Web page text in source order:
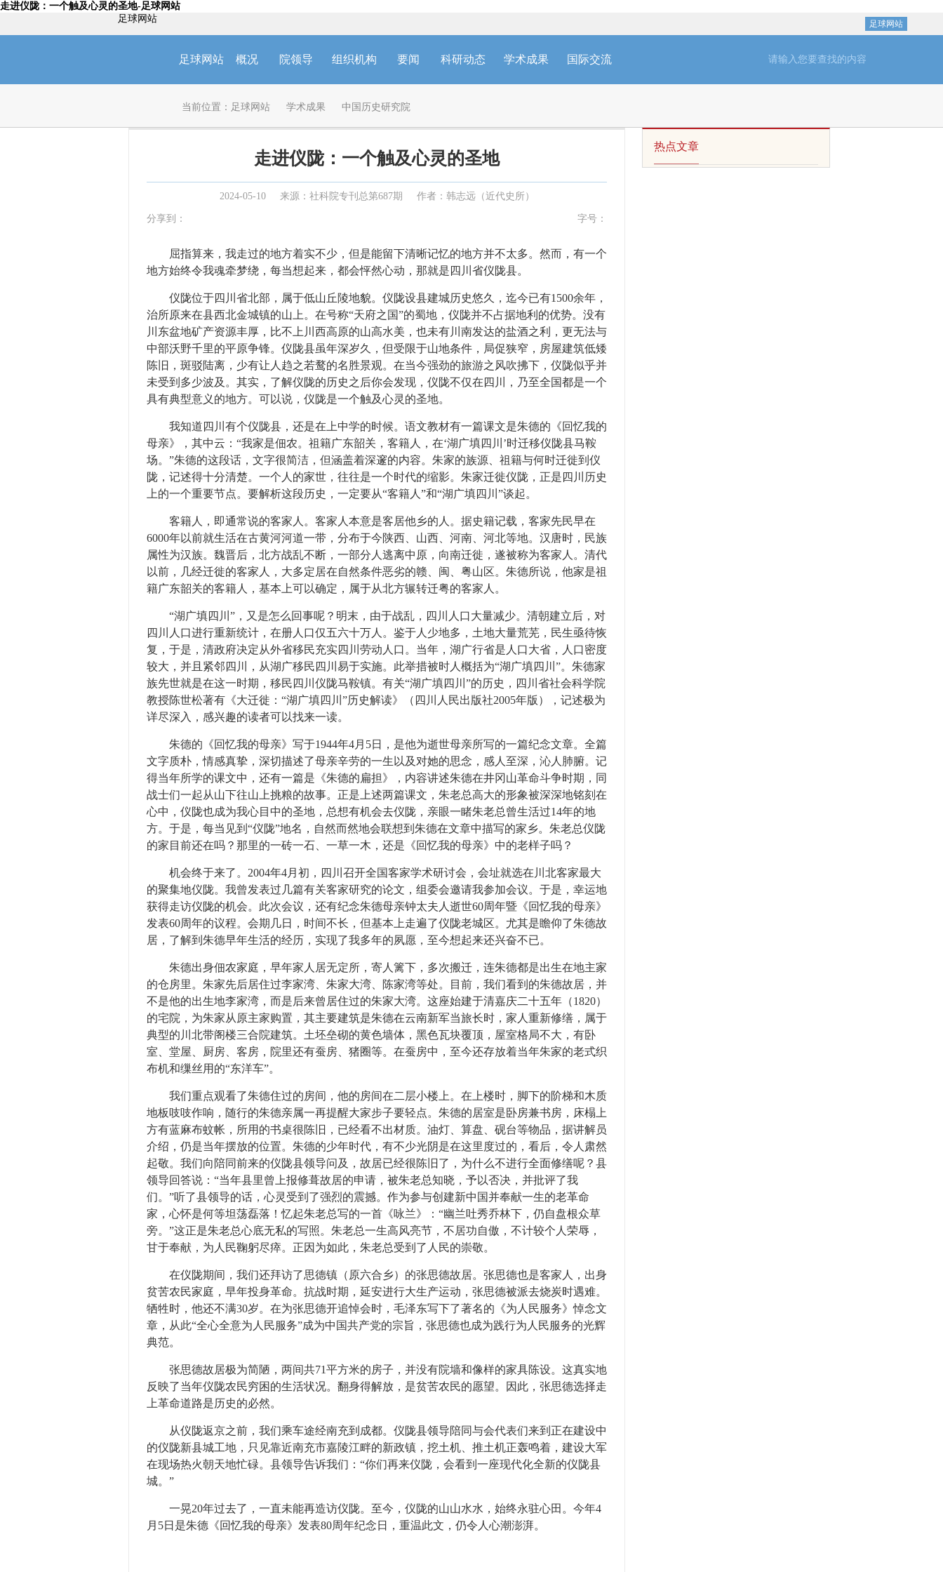
走进仪陇：一个触及心灵的圣地-足球网站
足球网站
足球网站
足球网站 概况 院领导 组织机构 要闻 科研动态 学术成果 国际交流
当前位置： 足球网站 学术成果 中国历史研究院
走进仪陇：一个触及心灵的圣地
2024-05-10 来源：社科院专刊总第687期 作者：韩志远（近代史所）
分享到： 字号：
屈指算来，我走过的地方着实不少，但是能留下清晰记忆的地方并不太多。然而，有一个
地方始终令我魂牵梦绕，每当想起来，都会怦然心动，那就是四川省仪陇县。
仪陇位于四川省北部，属于低山丘陵地貌。仪陇设县建城历史悠久，迄今已有1500余年，
治所原来在县西北金城镇的山上。在号称“天府之国”的蜀地，仪陇并不占据地利的优势。没有
川东盆地矿产资源丰厚，比不上川西高原的山高水美，也未有川南发达的盐酒之利，更无法与
中部沃野千里的平原争锋。仪陇县虽年深岁久，但受限于山地条件，局促狭窄，房屋建筑低矮
陈旧，斑驳陆离，少有让人趋之若鹜的名胜景观。在当今强劲的旅游之风吹拂下，仪陇似乎并
未受到多少波及。其实，了解仪陇的历史之后你会发现，仪陇不仅在四川，乃至全国都是一个
具有典型意义的地方。可以说，仪陇是一个触及心灵的圣地。
我知道四川有个仪陇县，还是在上中学的时候。语文教材有一篇课文是朱德的《回忆我的
母亲》，其中云：“我家是佃农。祖籍广东韶关，客籍人，在‘湖广填四川’时迁移仪陇县马鞍
场。”朱德的这段话，文字很简洁，但涵盖着深邃的内容。朱家的族源、祖籍与何时迁徙到仪
陇，记述得十分清楚。一个人的家世，往往是一个时代的缩影。朱家迁徙仪陇，正是四川历史
上的一个重要节点。要解析这段历史，一定要从“客籍人”和“湖广填四川”谈起。
客籍人，即通常说的客家人。客家人本意是客居他乡的人。据史籍记载，客家先民早在
6000年以前就生活在古黄河河道一带，分布于今陕西、山西、河南、河北等地。汉唐时，民族
属性为汉族。魏晋后，北方战乱不断，一部分人逃离中原，向南迁徙，遂被称为客家人。清代
以前，几经迁徙的客家人，大多定居在自然条件恶劣的赣、闽、粤山区。朱德所说，他家是祖
籍广东韶关的客籍人，基本上可以确定，属于从北方辗转迁粤的客家人。
“湖广填四川”，又是怎么回事呢？明末，由于战乱，四川人口大量减少。清朝建立后，对
四川人口进行重新统计，在册人口仅五六十万人。鉴于人少地多，土地大量荒芜，民生亟待恢
复，于是，清政府决定从外省移民充实四川劳动人口。当年，湖广行省是人口大省，人口密度
较大，并且紧邻四川，从湖广移民四川易于实施。此举措被时人概括为“湖广填四川”。朱德家
族先世就是在这一时期，移民四川仪陇马鞍镇。有关“湖广填四川”的历史，四川省社会科学院
教授陈世松著有《大迁徙：“湖广填四川”历史解读》（四川人民出版社2005年版），记述极为
详尽深入，感兴趣的读者可以找来一读。
朱德的《回忆我的母亲》写于1944年4月5日，是他为逝世母亲所写的一篇纪念文章。全篇
文字质朴，情感真挚，深切描述了母亲辛劳的一生以及对她的思念，感人至深，沁人肺腑。记
得当年所学的课文中，还有一篇是《朱德的扁担》，内容讲述朱德在井冈山革命斗争时期，同
战士们一起从山下往山上挑粮的故事。正是上述两篇课文，朱老总高大的形象被深深地铭刻在
心中，仪陇也成为我心目中的圣地，总想有机会去仪陇，亲眼一睹朱老总曾生活过14年的地
方。于是，每当见到“仪陇”地名，自然而然地会联想到朱德在文章中描写的家乡。朱老总仪陇
的家目前还在吗？那里的一砖一石、一草一木，还是《回忆我的母亲》中的老样子吗？
机会终于来了。2004年4月初，四川召开全国客家学术研讨会，会址就选在川北客家最大
的聚集地仪陇。我曾发表过几篇有关客家研究的论文，组委会邀请我参加会议。于是，幸运地
获得走访仪陇的机会。此次会议，还有纪念朱德母亲钟太夫人逝世60周年暨《回忆我的母亲》
发表60周年的议程。会期几日，时间不长，但基本上走遍了仪陇老城区。尤其是瞻仰了朱德故
居，了解到朱德早年生活的经历，实现了我多年的夙愿，至今想起来还兴奋不已。
朱德出身佃农家庭，早年家人居无定所，寄人篱下，多次搬迁，连朱德都是出生在地主家
的仓房里。朱家先后居住过李家湾、朱家大湾、陈家湾等处。目前，我们看到的朱德故居，并
不是他的出生地李家湾，而是后来曾居住过的朱家大湾。这座始建于清嘉庆二十五年（1820）
的宅院，为朱家从原主家购置，其主要建筑是朱德在云南新军当旅长时，家人重新修缮，属于
典型的川北带阁楼三合院建筑。土坯垒砌的黄色墙体，黑色瓦块覆顶，屋室格局不大，有卧
室、堂屋、厨房、客房，院里还有蚕房、猪圈等。在蚕房中，至今还存放着当年朱家的老式织
布机和缫丝用的“东洋车”。
我们重点观看了朱德住过的房间，他的房间在二层小楼上。在上楼时，脚下的阶梯和木质
地板吱吱作响，随行的朱德亲属一再提醒大家步子要轻点。朱德的居室是卧房兼书房，床榻上
方有蓝麻布蚊帐，所用的书桌很陈旧，已经看不出材质。油灯、算盘、砚台等物品，据讲解员
介绍，仍是当年摆放的位置。朱德的少年时代，有不少光阴是在这里度过的，看后，令人肃然
起敬。我们向陪同前来的仪陇县领导问及，故居已经很陈旧了，为什么不进行全面修缮呢？县
领导回答说：“当年县里曾上报修葺故居的申请，被朱老总知晓，予以否决，并批评了我
们。”听了县领导的话，心灵受到了强烈的震撼。作为参与创建新中国并奉献一生的老革命
家，心怀是何等坦荡磊落！忆起朱老总写的一首《咏兰》：“幽兰吐秀乔林下，仍自盘根众草
旁。”这正是朱老总心底无私的写照。朱老总一生高风亮节，不居功自傲，不计较个人荣辱，
甘于奉献，为人民鞠躬尽瘁。正因为如此，朱老总受到了人民的崇敬。
在仪陇期间，我们还拜访了思德镇（原六合乡）的张思德故居。张思德也是客家人，出身
贫苦农民家庭，早年投身革命。抗战时期，延安进行大生产运动，张思德被派去烧炭时遇难。
牺牲时，他还不满30岁。在为张思德开追悼会时，毛泽东写下了著名的《为人民服务》悼念文
章，从此“全心全意为人民服务”成为中国共产党的宗旨，张思德也成为践行为人民服务的光辉
典范。
张思德故居极为简陋，两间共71平方米的房子，并没有院墙和像样的家具陈设。这真实地
反映了当年仪陇农民穷困的生活状况。翻身得解放，是贫苦农民的愿望。因此，张思德选择走
上革命道路是历史的必然。
从仪陇返京之前，我们乘车途经南充到成都。仪陇县领导陪同与会代表们来到正在建设中
的仪陇新县城工地，只见靠近南充市嘉陵江畔的新政镇，挖土机、推土机正轰鸣着，建设大军
在现场热火朝天地忙碌。县领导告诉我们：“你们再来仪陇，会看到一座现代化全新的仪陇县
城。”
一晃20年过去了，一直未能再造访仪陇。至今，仪陇的山山水水，始终永驻心田。今年4
月5日是朱德《回忆我的母亲》发表80周年纪念日，重温此文，仍令人心潮澎湃。
热点文章